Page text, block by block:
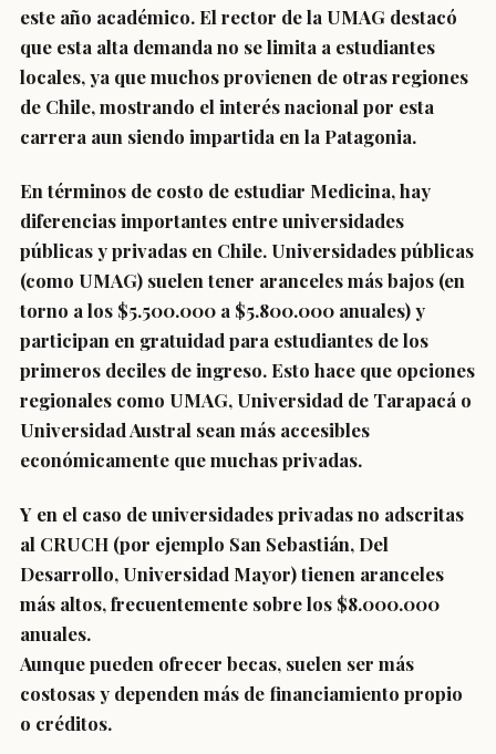
este año académico. El rector de la UMAG destacó
que esta alta demanda no se limita a estudiantes
locales, ya que muchos provienen de otras regiones
de Chile, mostrando el interés nacional por esta
carrera aun siendo impartida en la Patagonia.
En términos de costo de estudiar Medicina, hay
diferencias importantes entre universidades
públicas y privadas en Chile. Universidades públicas
(como UMAG) suelen tener aranceles más bajos (en
torno a los $5.500.000 a $5.800.000 anuales) y
participan en gratuidad para estudiantes de los
primeros deciles de ingreso. Esto hace que opciones
regionales como UMAG, Universidad de Tarapacá o
Universidad Austral sean más accesibles
económicamente que muchas privadas.
Y en el caso de universidades privadas no adscritas
al CRUCH (por ejemplo San Sebastián, Del
Desarrollo, Universidad Mayor) tienen aranceles
más altos, frecuentemente sobre los $8.000.000
anuales.
Aunque pueden ofrecer becas, suelen ser más
costosas y dependen más de financiamiento propio
o créditos.